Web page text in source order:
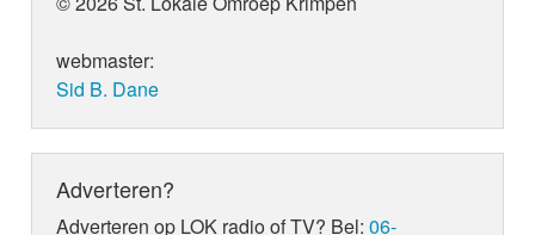
webmaster:
Sid B. Dane
Adverteren?
Adverteren op LOK radio of TV? Bel:06-